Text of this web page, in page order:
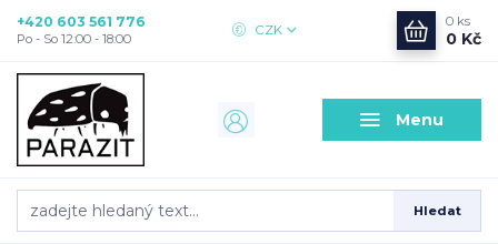
Menu
CZK
Hledat
+420 603 561 776
Po - So 12:00 - 18:00
0 ks
0 Kč